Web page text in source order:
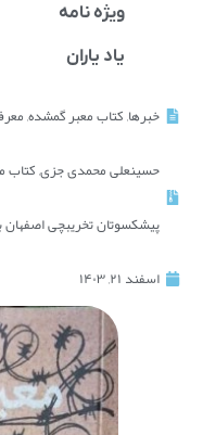
ویژه نامه
یاد یاران
خبرها,کتاب معبر گمشده,
حسینعلی محمدی جزی,کتاب
پیشکسوتان تخریبچی
اسفند ۲۱, ۱۴۰۳